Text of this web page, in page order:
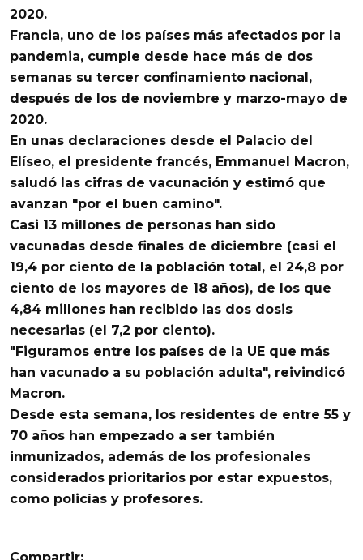
2020.
Francia, uno de los países más afectados por la
pandemia, cumple desde hace más de dos
semanas su tercer confinamiento nacional,
después de los de noviembre y marzo-mayo de
2020.
En unas declaraciones desde el Palacio del
Elíseo, el presidente francés, Emmanuel Macron,
saludó las cifras de vacunación y estimó que
avanzan "por el buen camino".
Casi 13 millones de personas han sido
vacunadas desde finales de diciembre (casi el
19,4 por ciento de la población total, el 24,8 por
ciento de los mayores de 18 años), de los que
4,84 millones han recibido las dos dosis
necesarias (el 7,2 por ciento).
"Figuramos entre los países de la UE que más
han vacunado a su población adulta", reivindicó
Macron.
Desde esta semana, los residentes de entre 55 y
70 años han empezado a ser también
inmunizados, además de los profesionales
considerados prioritarios por estar expuestos,
como policías y profesores.